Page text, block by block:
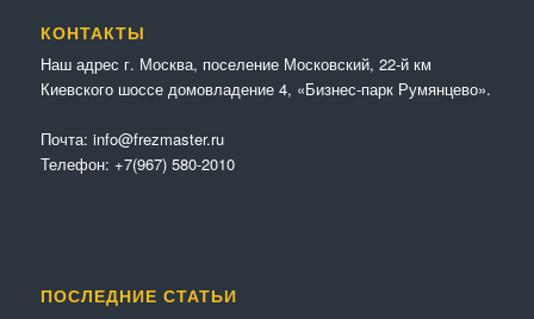
КОНТАКТЫ
Наш адрес г. Москва, поселение Московский, 22-й км
Киевского шоссе домовладение 4, «Бизнес-парк Румянцево».
Почта: info@frezmaster.ru
Телефон: +7(967) 580-2010
ПОСЛЕДНИЕ СТАТЬИ